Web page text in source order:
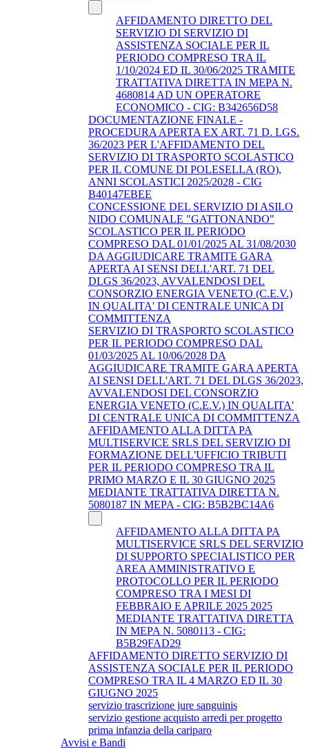
AFFIDAMENTO DIRETTO DEL
SERVIZIO DI SERVIZIO DI
ASSISTENZA SOCIALE PER IL
PERIODO COMPRESO TRA IL
1/10/2024 ED IL 30/06/2025 TRAMITE
TRATTATIVA DIRETTA IN MEPA N.
4680814 AD UN OPERATORE
ECONOMICO - CIG: B342656D58
DOCUMENTAZIONE FINALE -
PROCEDURA APERTA EX ART. 71 D. LGS.
36/2023 PER L'AFFIDAMENTO DEL
SERVIZIO DI TRASPORTO SCOLASTICO
PER IL COMUNE DI POLESELLA (RO),
ANNI SCOLASTICI 2025/2028 - CIG
B40147EBEE
CONCESSIONE DEL SERVIZIO DI ASILO
NIDO COMUNALE "GATTONANDO"
SCOLASTICO PER IL PERIODO
COMPRESO DAL 01/01/2025 AL 31/08/2030
DA AGGIUDICARE TRAMITE GARA
APERTA AI SENSI DELL'ART. 71 DEL
DLGS 36/2023, AVVALENDOSI DEL
CONSORZIO ENERGIA VENETO (C.E.V.)
IN QUALITA' DI CENTRALE UNICA DI
COMMITTENZA
SERVIZIO DI TRASPORTO SCOLASTICO
PER IL PERIODO COMPRESO DAL
01/03/2025 AL 10/06/2028 DA
AGGIUDICARE TRAMITE GARA APERTA
AI SENSI DELL'ART. 71 DEL DLGS 36/2023,
AVVALENDOSI DEL CONSORZIO
ENERGIA VENETO (C.E.V.) IN QUALITA'
DI CENTRALE UNICA DI COMMITTENZA
AFFIDAMENTO ALLA DITTA PA
MULTISERVICE SRLS DEL SERVIZIO DI
FORMAZIONE DELL'UFFICIO TRIBUTI
PER IL PERIODO COMPRESO TRA IL
PRIMO MARZO E IL 30 GIUGNO 2025
MEDIANTE TRATTATIVA DIRETTA N.
5080187 IN MEPA - CIG: B5B2BC14A6
AFFIDAMENTO ALLA DITTA PA
MULTISERVICE SRLS DEL SERVIZIO
DI SUPPORTO SPECIALISTICO PER
AREA AMMINISTRATIVO E
PROTOCOLLO PER IL PERIODO
COMPRESO TRA I MESI DI
FEBBRAIO E APRILE 2025 2025
MEDIANTE TRATTATIVA DIRETTA
IN MEPA N. 5080113 - CIG:
B5B29FAD29
AFFIDAMENTO DIRETTO SERVIZIO DI
ASSISTENZA SOCIALE PER IL PERIODO
COMPRESO TRA IL 4 MARZO ED IL 30
GIUGNO 2025
servizio trascrizione jure sanguinis
servizio gestione acquisto arredi per progetto
prima infanzia della cariparo
Avvisi e Bandi